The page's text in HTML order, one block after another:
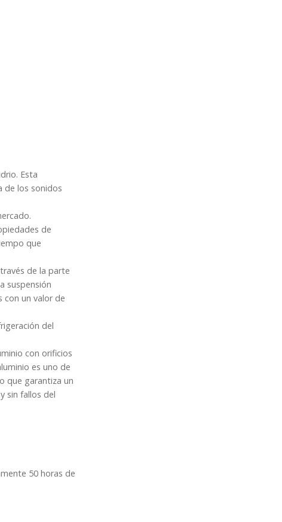
Esta
de los sonidos
de
que
de la parte
suspensión
con un valor de
del
con orificios
es uno de
que garantiza un
sin fallos del
50 horas de